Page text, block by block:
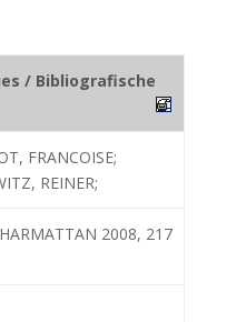
/ Bibliografische
FRANCOISE;
REINER;
2008, 217